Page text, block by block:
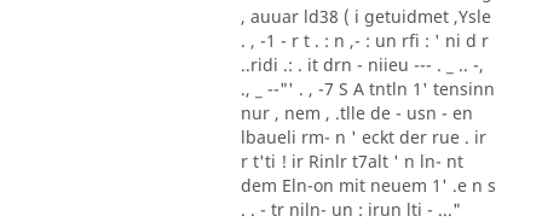
, auuar ld38 ( i getuidmet ,Ysle
. , -1 - r t . : n ,- : un rfi : ' ni d r
..ridi .: . it drn - niieu --- . _ .. -,
., _ --"' . , -7 S A tntln 1' tensinn
nur , nem , .tlle de - usn - en
lbaueli rm- n ' eckt der rue . ir
r t'ti ! ir Rinlr t7alt ' n ln- nt
dem Eln-on mit neuem 1' .e n s
. . - tr niln- un : irun lti - ..."